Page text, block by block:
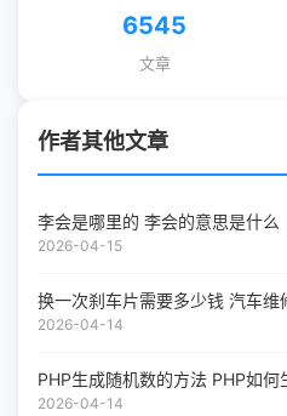
6545
文章
作者其他文章
李会是哪里的 李会的意思是什么
2026-04-15
换一次刹车片需要多少钱 汽车维
2026-04-14
PHP生成随机数的方法 PHP如何
2026-04-14